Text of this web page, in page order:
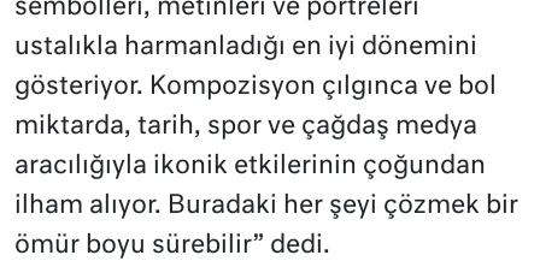
sembolleri, metinleri ve portreleri
ustalıkla harmanladığı en iyi dönemini
gösteriyor. Kompozisyon çılgınca ve bol
miktarda, tarih, spor ve çağdaş medya
aracılığıyla ikonik etkilerinin çoğundan
ilham alıyor. Buradaki her şeyi çözmek bir
ömür boyu sürebilir” dedi.